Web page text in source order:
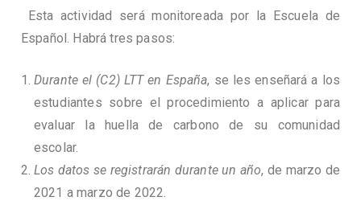
Esta actividad será monitoreada por la Escuela de
Español. Habrá tres pasos:
Durante el (C2) LTT en España, se les enseñará a los
estudiantes sobre el procedimiento a aplicar para
evaluar la huella de carbono de su comunidad
escolar.
Los datos se registrarán durante un año, de marzo de
2021 a marzo de 2022.